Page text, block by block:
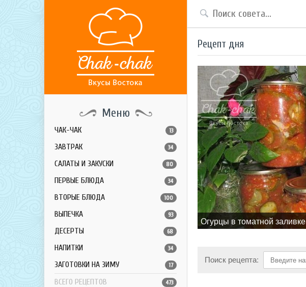
Меню
ЧАК-ЧАК 13
ЗАВТРАК 34
САЛАТЫ И ЗАКУСКИ 80
ПЕРВЫЕ БЛЮДА 34
ВТОРЫЕ БЛЮДА 100
ВЫПЕЧКА 93
ДЕСЕРТЫ 68
НАПИТКИ 34
ЗАГОТОВКИ НА ЗИМУ 17
ВСЕГО РЕЦЕПТОВ 473
Рецепт дня
Огурцы в томатной заливке
Поиск рецепта: